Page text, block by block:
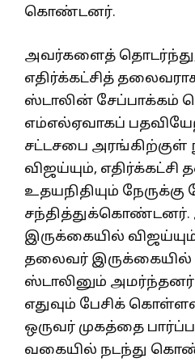
கொண்டனர்.
அவர்களைத்
எதிர்க்கட்சித்
ஸ்டாலின் சேப்பாக்கம்
எம்எல்ஏவாகப்
சட்டசபை அரங்கிற்குள்
விஜய்யும்,
உதயநிதியும் நேருக்கு
இருக்கையில் விஜய்யும்,
தலைவர் இருக்கையில்
ஸ்டாலினும்
எதுவும் பேசிக்
ஒருவர் முகத்தை
வகையில் நடந்து